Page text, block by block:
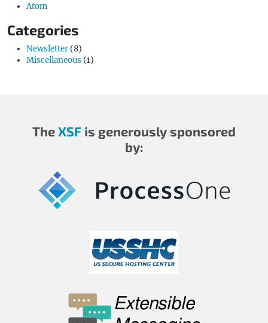
Atom
Categories
Newsletter (8)
Miscellaneous (1)
TheXSF is generously sponsored
by: